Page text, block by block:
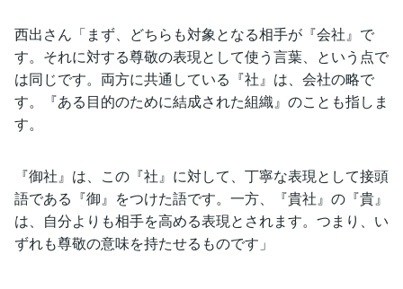
西出さん「まず、どちらも対象となる相手が『会社』で
す。それに対する尊敬の表現として使う言葉、という点で
は同じです。両方に共通している『社』は、会社の略で
す。『ある目的のために結成された組織』のことも指しま
す。
『御社』は、この『社』に対して、丁寧な表現として接頭
語である『御』をつけた語です。一方、『貴社』の『貴』
は、自分よりも相手を高める表現とされます。つまり、い
ずれも尊敬の意味を持たせるものです」